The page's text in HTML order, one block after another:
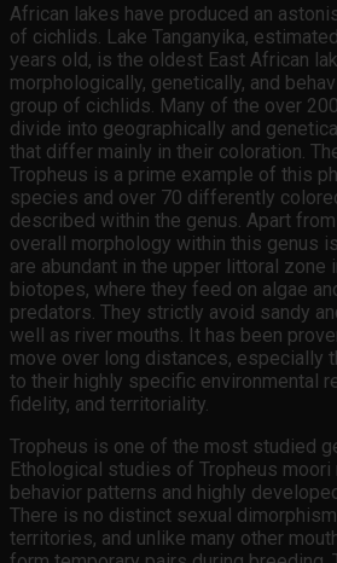
African lakes have produced an
of cichlids. Lake Tanganyika,
years old, is the oldest East African
morphologically, genetically, and
group of cichlids. Many of the over
divide into geographically and
that differ mainly in their coloration.
Tropheus is a prime example of this
species and over 70 differently
described within the genus. Apart
overall morphology within this genus
are abundant in the upper littoral zone
biotopes, where they feed on algae
predators. They strictly avoid sandy
well as river mouths. It has been
move over long distances, especially
to their highly specific environmental
fidelity, and territoriality.
Tropheus is one of the most studied
Ethological studies of Tropheus
behavior patterns and highly
There is no distinct sexual
territories, and unlike many other